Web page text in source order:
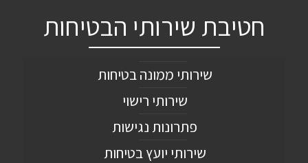
חטיבת שירותי הבטיחות
שירותי ממונה בטיחות
שירותי רישוי
פתרונות נגישות
שירותי יועץ בטיחות